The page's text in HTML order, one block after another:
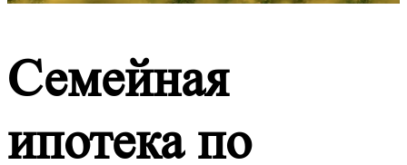
Семейная
ипотека по